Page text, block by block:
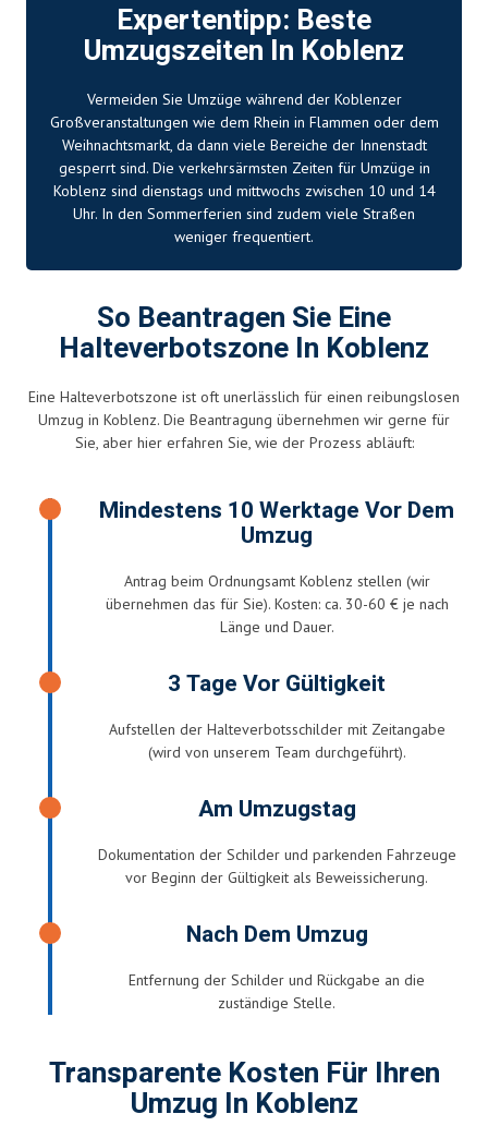
Expertentipp: Beste
Umzugszeiten In Koblenz
Vermeiden Sie Umzüge während der Koblenzer
Großveranstaltungen wie dem Rhein in Flammen oder dem
Weihnachtsmarkt, da dann viele Bereiche der Innenstadt
gesperrt sind. Die verkehrsärmsten Zeiten für Umzüge in
Koblenz sind dienstags und mittwochs zwischen 10 und 14
Uhr. In den Sommerferien sind zudem viele Straßen
weniger frequentiert.
So Beantragen Sie Eine
Halteverbotszone In Koblenz
Eine Halteverbotszone ist oft unerlässlich für einen reibungslosen
Umzug in Koblenz. Die Beantragung übernehmen wir gerne für
Sie, aber hier erfahren Sie, wie der Prozess abläuft:
Mindestens 10 Werktage Vor Dem
Umzug
Antrag beim Ordnungsamt Koblenz stellen (wir
übernehmen das für Sie). Kosten: ca. 30-60 € je nach
Länge und Dauer.
3 Tage Vor Gültigkeit
Aufstellen der Halteverbotsschilder mit Zeitangabe
(wird von unserem Team durchgeführt).
Am Umzugstag
Dokumentation der Schilder und parkenden Fahrzeuge
vor Beginn der Gültigkeit als Beweissicherung.
Nach Dem Umzug
Entfernung der Schilder und Rückgabe an die
zuständige Stelle.
Transparente Kosten Für Ihren
Umzug In Koblenz